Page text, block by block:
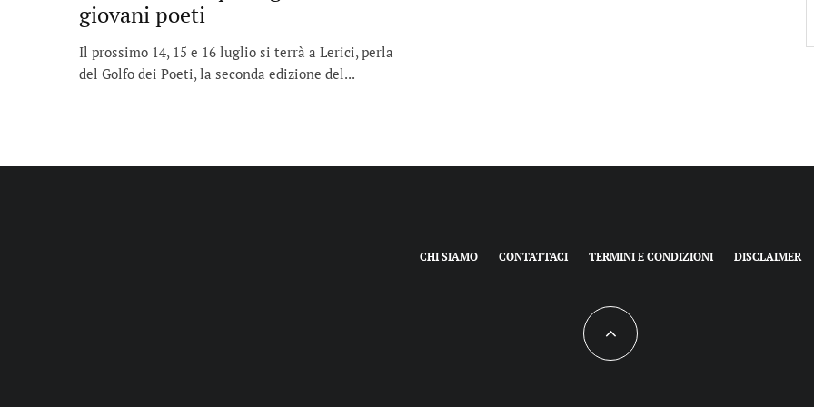
giovani poeti
Il prossimo 14, 15 e 16 luglio si terrà a Lerici, perla
del Golfo dei Poeti, la seconda edizione del...
CHI SIAMO CONTATTACI TERMINI E CONDIZIONI DISCLAIMER